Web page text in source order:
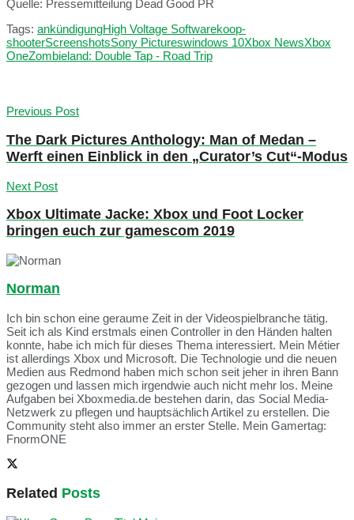
Quelle: Pressemitteilung Dead Good PR
Tags: ankündigungHigh Voltage Softwarekoop-
shooterScreenshotsSony Pictureswindows 10Xbox NewsXbox
OneZombieland: Double Tap - Road Trip
Previous Post
The Dark Pictures Anthology: Man of Medan –
Werft einen Einblick in den „Curator’s Cut“-Modus
Next Post
Xbox Ultimate Jacke: Xbox und Foot Locker
bringen euch zur gamescom 2019
Norman
Ich bin schon eine geraume Zeit in der Videospielbranche tätig.
Seit ich als Kind erstmals einen Controller in den Händen halten
konnte, habe ich mich für dieses Thema interessiert. Mein Métier
ist allerdings Xbox und Microsoft. Die Technologie und die neuen
Medien aus Redmond haben mich schon seit jeher in ihren Bann
gezogen und lassen mich irgendwie auch nicht mehr los. Meine
Aufgaben bei Xboxmedia.de bestehen darin, das Social Media-
Netzwerk zu pflegen und hauptsächlich Artikel zu erstellen. Die
Community steht also immer an erster Stelle. Mein Gamertag:
FnormONE
Related Posts